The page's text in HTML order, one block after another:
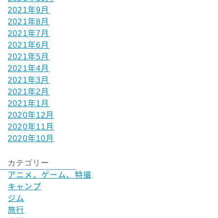
2021年9月
2021年8月
2021年7月
2021年6月
2021年5月
2021年4月
2021年3月
2021年2月
2021年1月
2020年12月
2020年11月
2020年10月
カテゴリー
アニメ、ゲーム、特撮
キャンプ
ジム
旅行